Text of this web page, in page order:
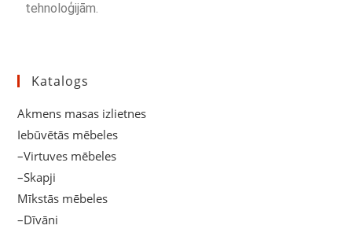
tehnoloģijām.
Katalogs
Akmens masas izlietnes
Iebūvētās mēbeles
–Virtuves mēbeles
–Skapji
Mīkstās mēbeles
–Dīvāni